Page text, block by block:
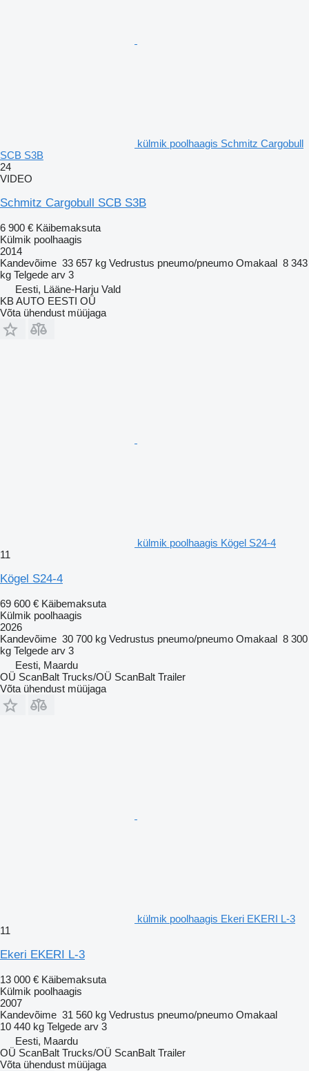
külmik poolhaagis Schmitz Cargobull
SCB S3B
24
VIDEO
Schmitz Cargobull SCB S3B
6 900 € Käibemaksuta
Külmik poolhaagis
2014
Kandevõime 33 657 kg Vedrustus pneumo/pneumo Omakaal 8 343
kg Telgede arv 3
Eesti, Lääne-Harju Vald
KB AUTO EESTI OÜ
Võta ühendust müüjaga
külmik poolhaagis Kögel S24-4
11
Kögel S24-4
69 600 € Käibemaksuta
Külmik poolhaagis
2026
Kandevõime 30 700 kg Vedrustus pneumo/pneumo Omakaal 8 300
kg Telgede arv 3
Eesti, Maardu
OÜ ScanBalt Trucks/OÜ ScanBalt Trailer
Võta ühendust müüjaga
külmik poolhaagis Ekeri EKERI L-3
11
Ekeri EKERI L-3
13 000 € Käibemaksuta
Külmik poolhaagis
2007
Kandevõime 31 560 kg Vedrustus pneumo/pneumo Omakaal
10 440 kg Telgede arv 3
Eesti, Maardu
OÜ ScanBalt Trucks/OÜ ScanBalt Trailer
Võta ühendust müüjaga